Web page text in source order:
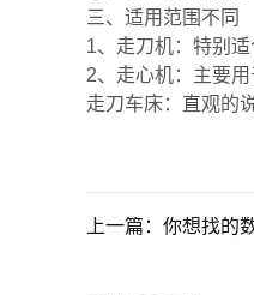
三、适用范围不同
1、走刀机： 特别
2、走心机： 主要
走刀车床：直观的
上一篇：你想找的